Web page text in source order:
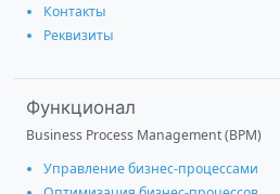
Контакты
Реквизиты
Функционал
Business Process Management (BPM)
Управление бизнес-процессами